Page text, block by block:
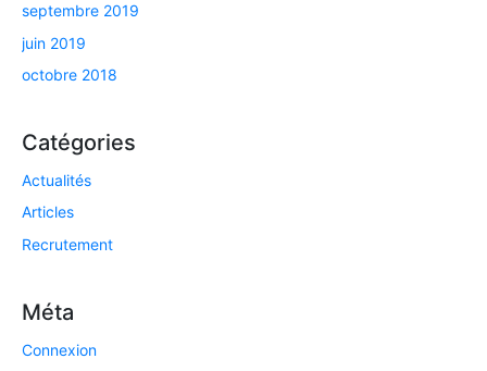
septembre 2019
juin 2019
octobre 2018
Catégories
Actualités
Articles
Recrutement
Méta
Connexion